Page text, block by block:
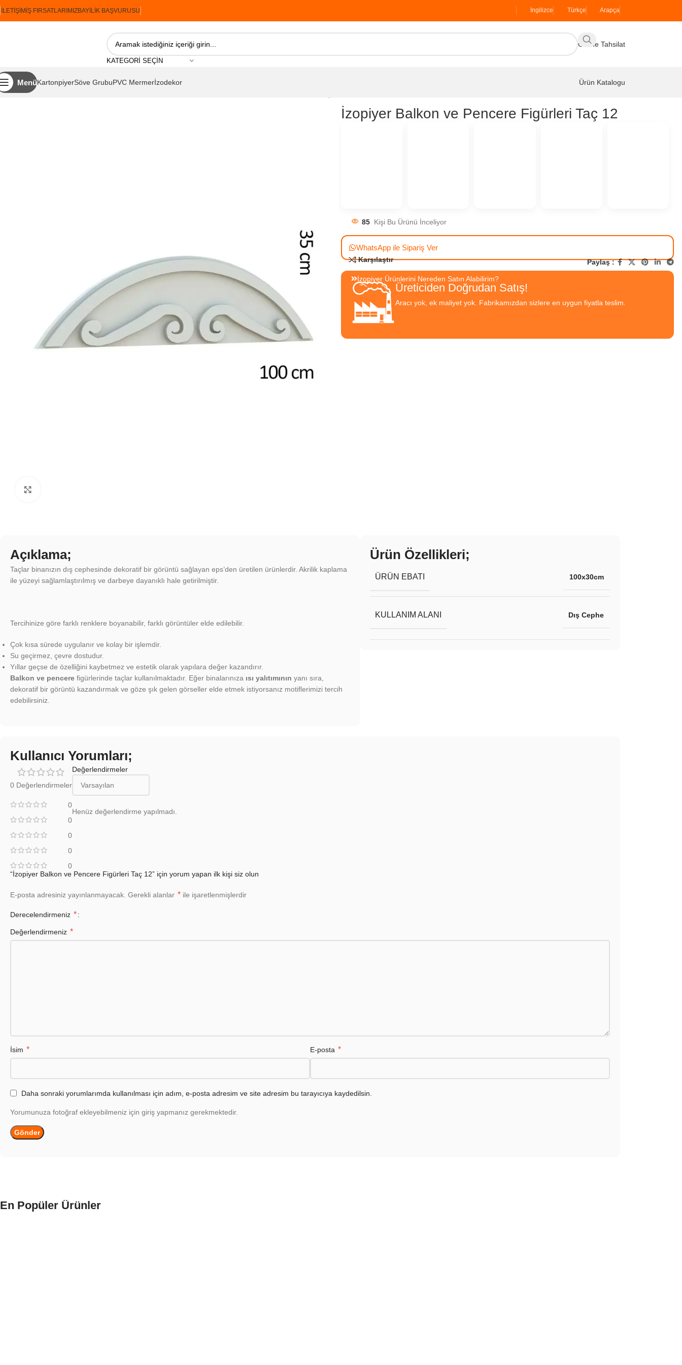
İLETIŞIM İŞ FIRSATLARIMIZBAYILIK BAŞVURUSU İngilizce Türkçe Arapça
KATEGORI SEÇIN
Online Tahsilat
MenüKartonpiyerSöve GrubuPVC Mermerİzodekor
Ürün Katalogu
Ana Sayfa
İzopiyer Balkon ve Pencere Figürleri Taç 12
85 Kişi Bu Ürünü İnceliyor
WhatsApp ile Sipariş Ver
Karşılaştır Paylaş :
İzopiyer Ürünlerini Nereden Satın Alabilirim?
Üreticiden Doğrudan Satış!
Aracı yok, ek maliyet yok. Fabrikamızdan sizlere en uygun fiyatla teslim.
Açıklama;
Taçlar binanızın dış cephesinde dekoratif bir görüntü sağlayan eps’den üretilen ürünlerdir. Akrilik kaplama
ile yüzeyi sağlamlaştırılmış ve darbeye dayanıklı hale getirilmiştir.
Tercihinize göre farklı renklere boyanabilir, farklı görüntüler elde edilebilir.
Çok kısa sürede uygulanır ve kolay bir işlemdir.
Su geçirmez, çevre dostudur.
Yıllar geçse de özelliğini kaybetmez ve estetik olarak yapılara değer kazandırır.
Balkon ve pencere figürlerinde taçlar kullanılmaktadır. Eğer binalarınıza ısı yalıtımının yanı sıra,
dekoratif bir görüntü kazandırmak ve göze şık gelen görseller elde etmek istiyorsanız motiflerimizi tercih
edebilirsiniz.
Ürün Özellikleri;
ÜRÜN EBATI 100x30cm
KULLANIM ALANI Dış Cephe
Kullanıcı Yorumları;
0 Değerlendirmeler
0
0
0
0
0
Değerlendirmeler
Henüz değerlendirme yapılmadı.
“İzopiyer Balkon ve Pencere Figürleri Taç 12” için yorum yapan ilk kişi siz olun
E-posta adresiniz yayınlanmayacak. Gerekli alanlar * ile işaretlenmişlerdir
Derecelendirmeniz *
Değerlendirmeniz *
İsim * E-posta *
Daha sonraki yorumlarımda kullanılması için adım, e-posta adresim ve site adresim bu tarayıcıya kaydedilsin.
Yorumunuza fotoğraf ekleyebilmeniz için giriş yapmanız gerekmektedir.
En Popüler Ürünler